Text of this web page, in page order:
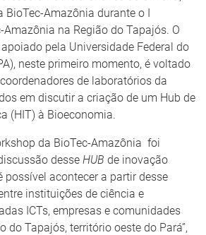
BioTec-Amazônia durante o I
na Região do Tapajós. O
pela Universidade Federal do
neste primeiro momento, é voltado
de laboratórios da
em discutir a criação de um Hub de
(HIT) à Bioeconomia.
da BioTec-Amazônia foi
desse HUB de inovação
possível acontecer a partir desse
instituições de ciência e
ICTs, empresas e comunidades
do Tapajós, território oeste do Pará”,